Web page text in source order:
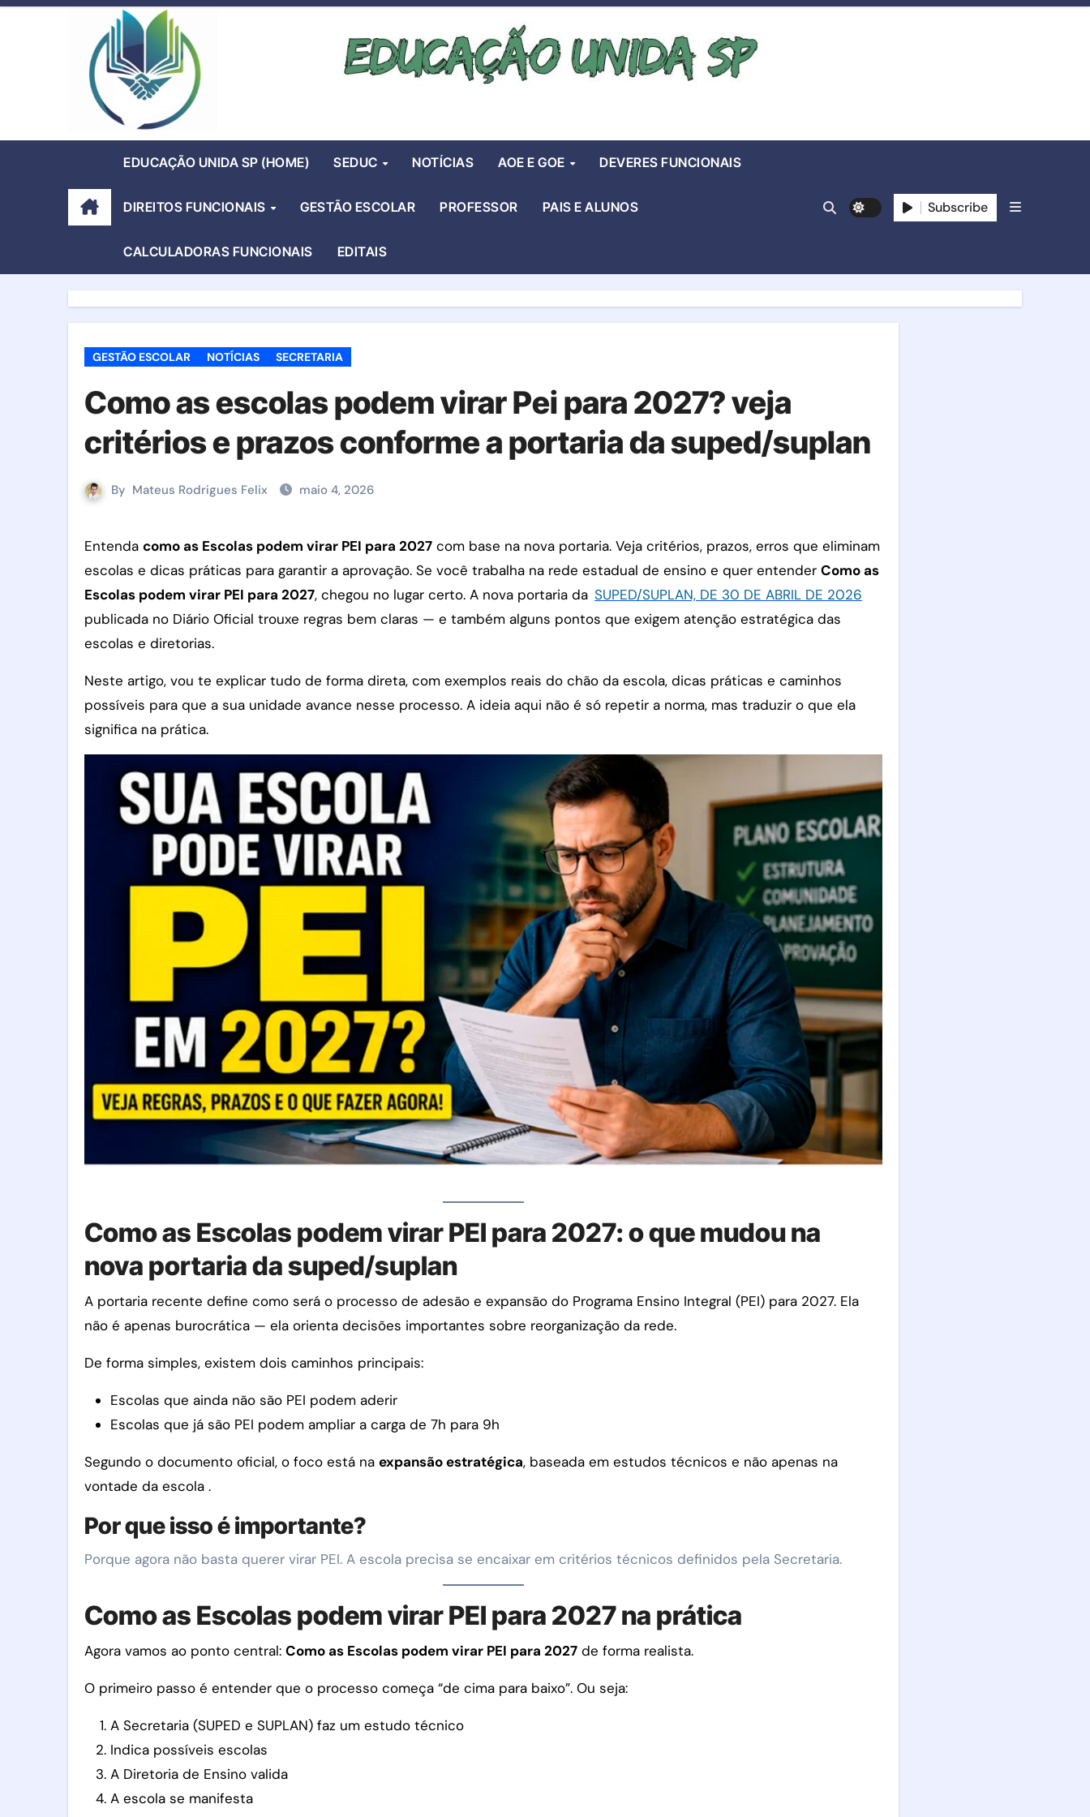
Skip
EDUCAÇÃO UNIDA SP (HOME) SEDUC NOTÍCIAS AOE E GOE DEVERES FUNCIONAIS
DIREITOS FUNCIONAIS GESTÃO ESCOLAR PROFESSOR PAIS E ALUNOS
CALCULADORAS FUNCIONAIS EDITAIS
Subscribe
GESTÃO ESCOLAR NOTÍCIAS SECRETARIA
Como as escolas podem virar Pei para 2027? veja
critérios e prazos conforme a portaria da suped/suplan
By Mateus Rodrigues Felix maio 4, 2026
Entenda como as Escolas podem virar PEI para 2027 com base na nova portaria. Veja critérios, prazos, erros que eliminam
escolas e dicas práticas para garantir a aprovação. Se você trabalha na rede estadual de ensino e quer entender Como as
Escolas podem virar PEI para 2027, chegou no lugar certo. A nova portaria da SUPED/SUPLAN, DE 30 DE ABRIL DE 2026
publicada no Diário Oficial trouxe regras bem claras — e também alguns pontos que exigem atenção estratégica das
escolas e diretorias.
Neste artigo, vou te explicar tudo de forma direta, com exemplos reais do chão da escola, dicas práticas e caminhos
possíveis para que a sua unidade avance nesse processo. A ideia aqui não é só repetir a norma, mas traduzir o que ela
significa na prática.
Como as Escolas podem virar PEI para 2027: o que mudou na
nova portaria da suped/suplan
A portaria recente define como será o processo de adesão e expansão do Programa Ensino Integral (PEI) para 2027. Ela
não é apenas burocrática — ela orienta decisões importantes sobre reorganização da rede.
De forma simples, existem dois caminhos principais:
Escolas que ainda não são PEI podem aderir
Escolas que já são PEI podem ampliar a carga de 7h para 9h
Segundo o documento oficial, o foco está na expansão estratégica, baseada em estudos técnicos e não apenas na
vontade da escola .
Por que isso é importante?
Porque agora não basta querer virar PEI. A escola precisa se encaixar em critérios técnicos definidos pela Secretaria.
Como as Escolas podem virar PEI para 2027 na prática
Agora vamos ao ponto central: Como as Escolas podem virar PEI para 2027 de forma realista.
O primeiro passo é entender que o processo começa “de cima para baixo”. Ou seja:
A Secretaria (SUPED e SUPLAN) faz um estudo técnico
Indica possíveis escolas
A Diretoria de Ensino valida
A escola se manifesta